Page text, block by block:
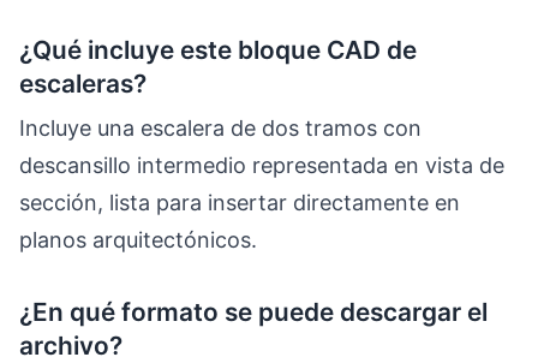
¿Qué incluye este bloque CAD de
escaleras?
Incluye una escalera de dos tramos con
descansillo intermedio representada en vista de
sección, lista para insertar directamente en
planos arquitectónicos.
¿En qué formato se puede descargar el
archivo?